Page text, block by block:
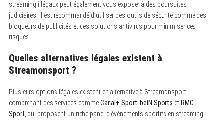
streaming illégaux peut également vous exposer à des poursuites
judiciaires. Il est recommandé d’utiliser des outils de sécurité comme des
bloqueurs de publicités et des solutions antivirus pour minimiser ces
risques.
Quelles alternatives légales existent à
Streamonsport ?
Plusieurs options légales existent en alternative à Streamonsport,
comprenant des services commeCanal+ Sport beIN Sports et RMC
Sport , qui proposent un riche panel d’événements sportifs en streaming.